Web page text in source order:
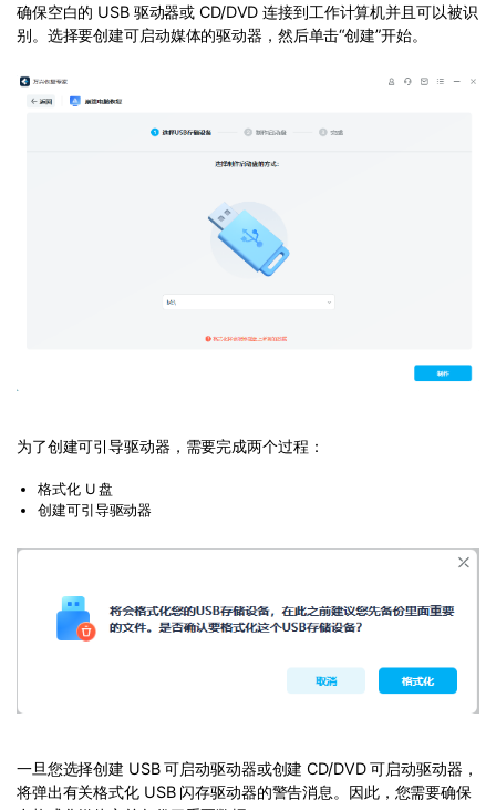
确保空白的 USB 驱动器或 CD/DVD 连接到工作计算机并且可以被识
别。选择要创建可启动媒体的驱动器，然后单击“创建”开始。
为了创建可引导驱动器，需要完成两个过程：
格式化 U 盘
创建可引导驱动器
一旦您选择创建 USB 可启动驱动器或创建 CD/DVD 可启动驱动器，
将弹出有关格式化 USB 闪存驱动器的警告消息。因此，您需要确保